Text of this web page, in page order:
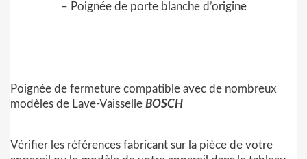
– Poignée de porte blanche d’origine
Poignée de fermeture compatible avec de nombreux
modèles de Lave-Vaisselle BOSCH
Vérifier les références fabricant sur la pièce de votre